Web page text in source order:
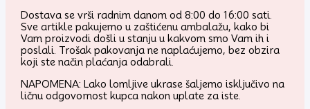
Dostava se vrši radnim danom od 8:00 do 16:00 sati.
Sve artikle pakujemo u zaštićenu ambalažu, kako bi
Vam proizvodi došli u stanju u kakvom smo Vam ih i
poslali. Trošak pakovanja ne naplaćujemo, bez obzira
koji ste način plaćanja odabrali.
NAPOMENA: Lako lomljive ukrase šaljemo isključivo na
ličnu odgovornost kupca nakon uplate za iste.